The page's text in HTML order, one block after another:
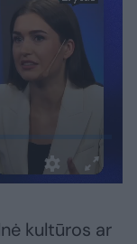
kultūros ar